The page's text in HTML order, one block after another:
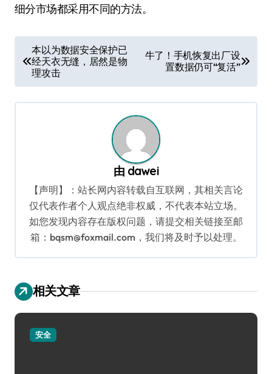
细分市场都采用不同的方法。
章
导
航
本以为数据安全保护已
经天衣无缝，居然是物
理攻击
牛了！手机恢复出厂设
置数据仍可“复活”
由 dawei
【声明】：站长网内容转载自互联网，其相关言论
仅代表作者个人观点绝非权威，不代表本站立场。
如您发现内容存在版权问题，请提交相关链接至邮
箱：bqsm@foxmail.com，我们将及时予以处理。
相关文章
安全